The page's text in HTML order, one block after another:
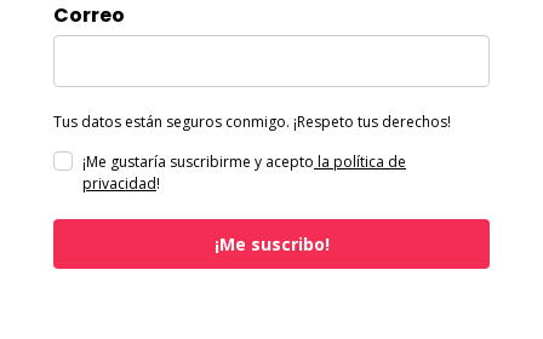
Correo
Tus datos están seguros conmigo. ¡Respeto tus derechos!
¡Me gustaría suscribirme y acepto la política de
privacidad!
¡Me suscribo!